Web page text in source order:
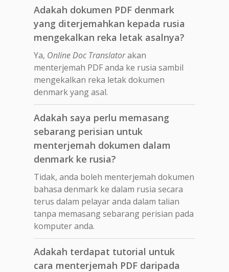
Adakah dokumen PDF denmark
yang diterjemahkan kepada rusia
mengekalkan reka letak asalnya?
Ya, Online Doc Translatorakan
menterjemah PDF anda ke rusia sambil
mengekalkan reka letak dokumen
denmark yang asal.
Adakah saya perlu memasang
sebarang perisian untuk
menterjemah dokumen dalam
denmark ke rusia?
Tidak, anda boleh menterjemah dokumen
bahasa denmark ke dalam rusia secara
terus dalam pelayar anda dalam talian
tanpa memasang sebarang perisian pada
komputer anda.
Adakah terdapat tutorial untuk
cara menterjemah PDF daripada